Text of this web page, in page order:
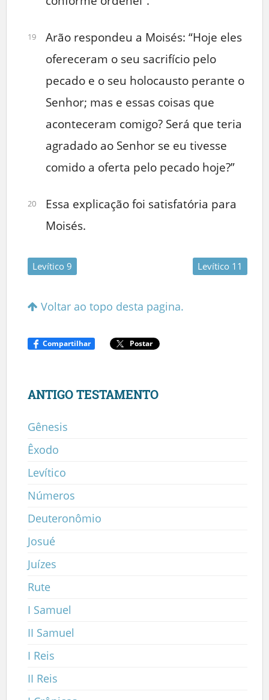
19
Arão respondeu a Moisés: “Hoje eles
ofereceram o seu sacrifício pelo
pecado e o seu holocausto perante o
Senhor; mas e essas coisas que
aconteceram comigo? Será que teria
agradado ao Senhor se eu tivesse
comido a oferta pelo pecado hoje?”
20
Essa explicação foi satisfatória para
Moisés.
Levítico 9 Levítico 11
Voltar ao topo desta pagina.
Compartilhar Postar
ANTIGO TESTAMENTO
Gênesis
Êxodo
Levítico
Números
Deuteronômio
Josué
Juízes
Rute
I Samuel
II Samuel
I Reis
II Reis